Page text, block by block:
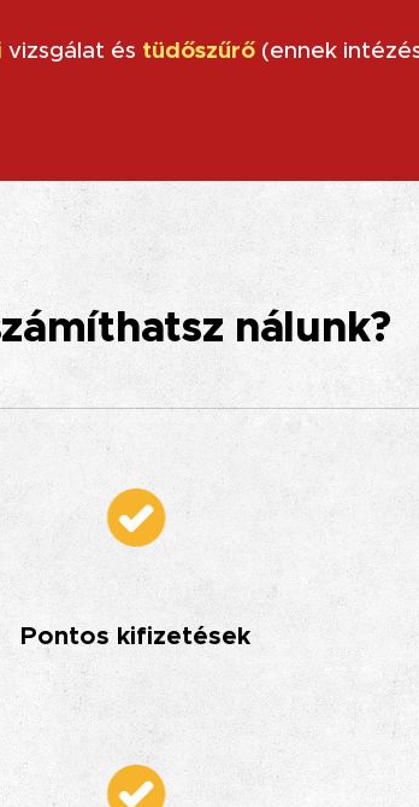
vizsgálat és tüdőszűrő (ennek
nálunk?
Pontos kifizetések